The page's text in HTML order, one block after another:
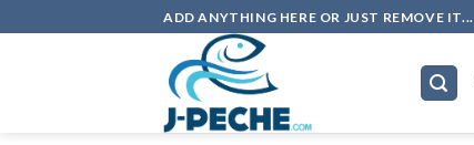
to
ADD ANYTHING HERE OR JUST REMOVE IT...